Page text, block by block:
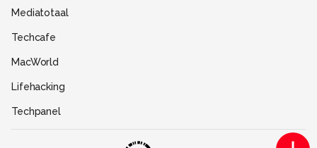
Mediatotaal
Techcafe
MacWorld
Lifehacking
Techpanel